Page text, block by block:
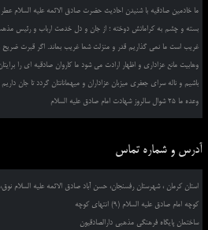
ما خادمین صادقیه با شنیدن احادیث حضرت صادق الائمه علیه السلام
بسته و چشم به کراماتش دوخته ؛ از جان و دل خدمت ارباب و رئیس
غریب است ما نمی گذاریم قدر و منزلت شما غریب بماند. اگر قبرت ضریح
وهابیت مانع عزاداری و اظهار ارادت می شود ما کاروان صادقیه ای را
باشیم و ناله سرای جعفری میزبان عزاداران و میهمانانتان گردد تا جان
وعده ما 25 شوال سالروز شهادت امام صادق علیه السلام
آدرس و شماره تماس
استان کرمان ، شهرستان رفسنجان، حسن آباد صادق الائمه علیه السلام نوق،
کوچه امام صادق علیه السلام (9) انتهای کوچه
ساختمان پایگاه فرهنگی مذهبی دارالصادقیون